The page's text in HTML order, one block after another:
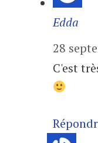
Edda
28
C'est